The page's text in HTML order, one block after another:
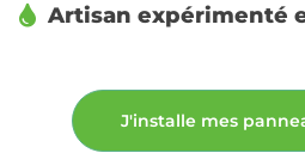
Artisan expérimenté
J'installe mes